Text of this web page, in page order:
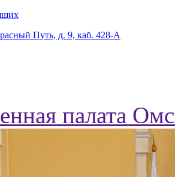
Путь, д. 9, каб. 428-А
палата